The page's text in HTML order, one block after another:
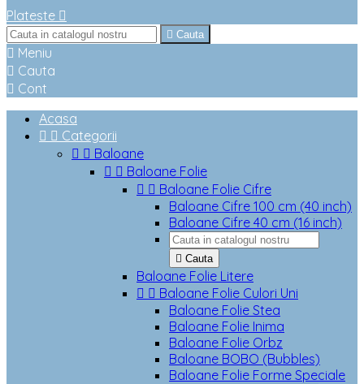
Plateste 
 Cauta
 Meniu
 Cauta
 Cont
Acasa
  Categorii
  Baloane
  Baloane Folie
  Baloane Folie Cifre
Baloane Cifre 100 cm (40 inch)
Baloane Cifre 40 cm (16 inch)
 Cauta
Baloane Folie Litere
  Baloane Folie Culori Uni
Baloane Folie Stea
Baloane Folie Inima
Baloane Folie Orbz
Baloane BOBO (Bubbles)
Baloane Folie Forme Speciale